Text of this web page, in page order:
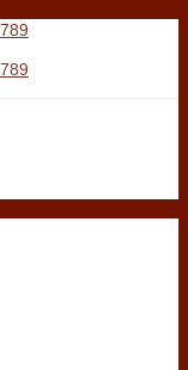
giỏ hàng.